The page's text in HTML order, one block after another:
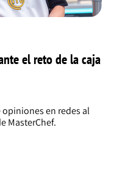
el reto de la caja
en redes al
MasterChef.